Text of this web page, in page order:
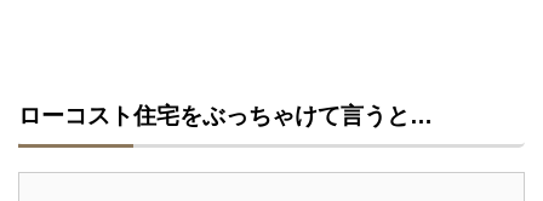
ローコスト住宅をぶっちゃけて言うと…